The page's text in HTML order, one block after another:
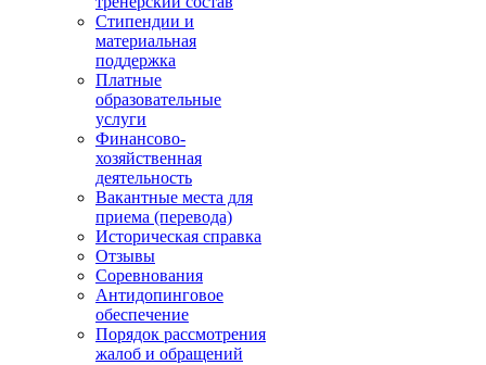
Стипендии и
материальная
поддержка
Платные
образовательные
услуги
Финансово-
хозяйственная
деятельность
Вакантные места для
приема (перевода)
Историческая справка
Отзывы
Соревнования
Антидопинговое
обеспечение
Порядок рассмотрения
жалоб и обращений